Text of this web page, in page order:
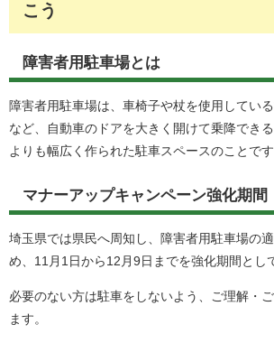
こう
障害者用駐車場とは
障害者用駐車場は、車椅子や杖を使用してい
など、自動車のドアを大きく開けて乗降でき
よりも幅広く作られた駐車スペースのことです
マナーアップキャンペーン強化期間
埼玉県では県民へ周知し、障害者用駐車場の
め、11月1日から12月9日までを強化期間とし
必要のない方は駐車をしないよう、ご理解・
ます。